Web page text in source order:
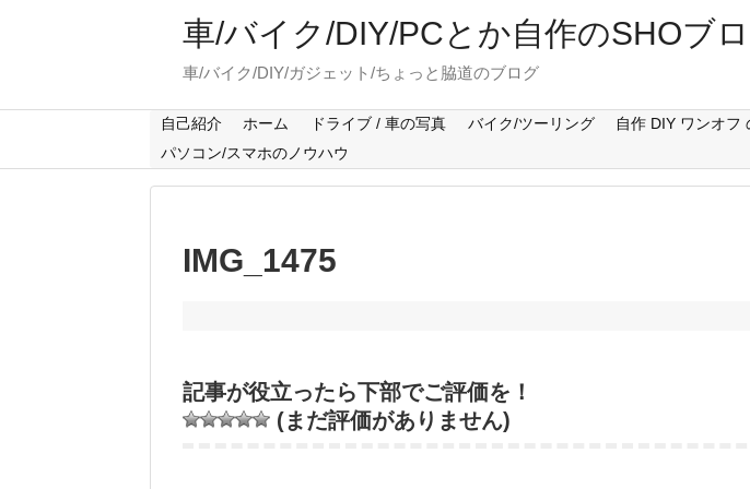
車/バイク/DIY/PCとか自作のSHOブ
車/バイク/DIY/ガジェット/ちょっと脇道のブログ
自己紹介 ホーム ドライブ / 車の写真 バイク/ツーリング 自作 DIY ワンオフ
パソコン/スマホのノウハウ
IMG_1475
記事が役立ったら下部でご評価を！
(まだ評価がありません)